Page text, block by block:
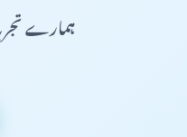
ہمارے